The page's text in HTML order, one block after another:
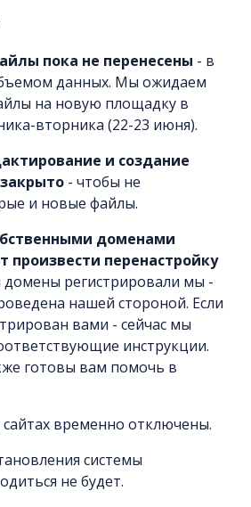
пока не перенесены - в
данных. Мы ожидаем
на новую площадку в
вторника (22-23 июня).
и создание
- чтобы не
и новые файлы.
доменами
произвести перенастройку
домены регистрировали мы -
нашей стороной. Если
вами - сейчас мы
инструкции.
готовы вам помочь в
временно отключены.
системы
не будет.